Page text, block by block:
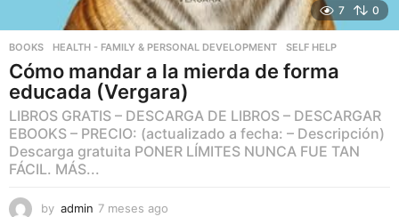
7 0
BOOKS ,HEALTH - FAMILY & PERSONAL DEVELOPMENT ,SELF HELP
Cómo mandar a la mierda de forma
educada (Vergara)
LIBROS GRATIS – DESCARGA DE LIBROS – DESCARGAR
EBOOKS – PRECIO: (actualizado a fecha: – Descripción)
Descarga gratuita PONER LÍMITES NUNCA FUE TAN
FÁCIL. MÁS...
by admin 7 meses ago